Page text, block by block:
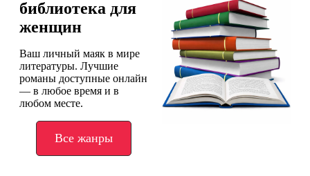
библиотека для
женщин
Ваш личный маяк в мире
литературы. Лучшие
романы доступные онлайн
— в любое время и в
любом месте.
Все жанры